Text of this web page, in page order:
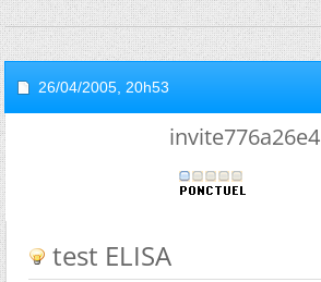
26/04/2005, 20h53
invite776a26e4
test ELISA